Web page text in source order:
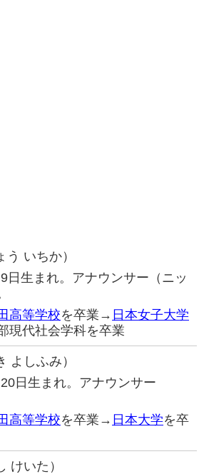
う いちか）
日生まれ。アナウンサー（ニッ
高等学校を卒業→ 日本女子大学
現代社会学科を卒業
よしふみ）
日生まれ。アナウンサー
高等学校を卒業→ 日本大学を卒
けいた）